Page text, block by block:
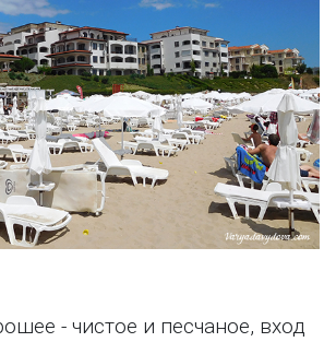
- чистое и песчаное, вход